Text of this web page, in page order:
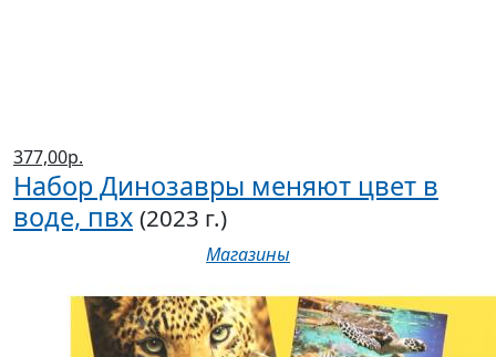
377,00р.
Набор Динозавры меняют цвет в
воде, пвх (2023 г.)
Магазины